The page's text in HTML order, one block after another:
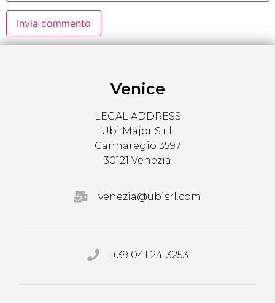
Venice
LEGAL ADDRESS
Ubi Major S.r.l.
Cannaregio 3597
30121 Venezia
venezia@ubisrl.com
+39 041 2413253